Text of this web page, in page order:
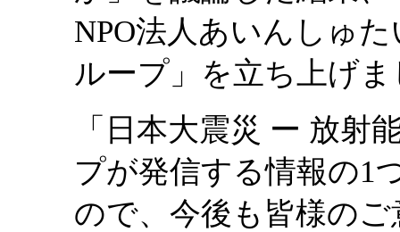
NPO法人あいんしゅ
ループ」を立ち上げ
「日本大震災 ー 放射
プが発信する情報の1
ので、今後も皆様の